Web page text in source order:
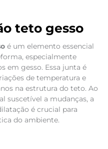
teto gesso
é um elemento essencial
especialmente
em gesso. Essa junta é
de temperatura e
na estrutura do teto. Ao
suscetível a mudanças, a
é crucial para
do ambiente.